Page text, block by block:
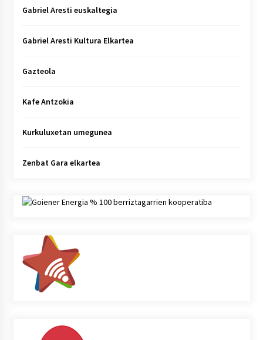
Gabriel Aresti euskaltegia
Gabriel Aresti Kultura Elkartea
Gazteola
Kafe Antzokia
Kurkuluxetan umegunea
Zenbat Gara elkartea